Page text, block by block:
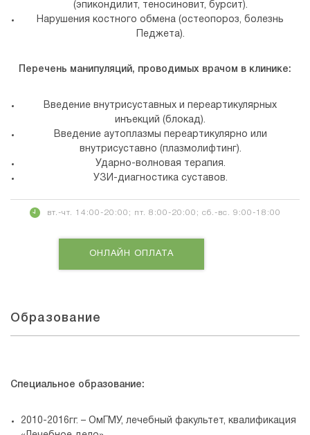
(эпикондилит, теносиновит, бурсит).
Нарушения костного обмена (остеопороз, болезнь
Педжета).
Перечень манипуляций, проводимых врачом в клинике:
Введение внутрисуставных и переартикулярных
инъекций (блокад).
Введение аутоплазмы переартикулярно или
внутрисуставно (плазмолифтинг).
Ударно-волновая терапия.
УЗИ-диагностика суставов.
вт.-чт. 14:00-20:00; пт. 8:00-20:00; сб.-вс. 9:00-18:00
ОНЛАЙН ОПЛАТА
Образование
Специальное образование:
2010-2016гг. – ОмГМУ, лечебный факультет, квалификация